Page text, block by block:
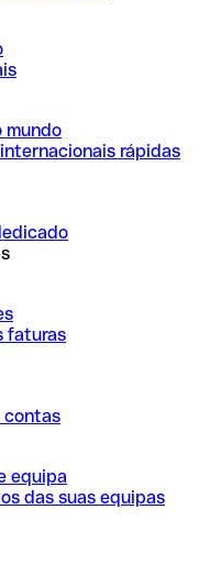
mundo
rápidas
faturas
contas
equipa
das suas equipas